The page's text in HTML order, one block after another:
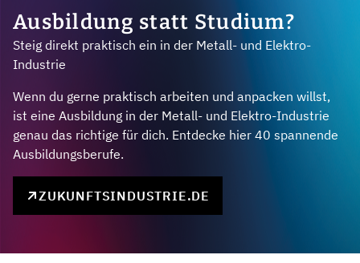
Ausbildung statt Studium?
Steig direkt praktisch ein in der Metall- und Elektro-
Industrie
Wenn du gerne praktisch arbeiten und anpacken willst,
ist eine Ausbildung in der Metall- und Elektro-Industrie
genau das richtige für dich. Entdecke hier 40 spannende
Ausbildungsberufe.
ZUKUNFTSINDUSTRIE.DE